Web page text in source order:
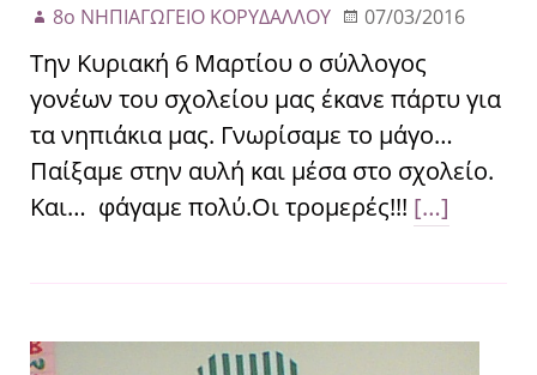
8ο ΝΗΠΙΑΓΩΓΕΙΟ ΚΟΡΥΔΑΛΛΟΥ 07/03/2016
Την Κυριακή 6 Μαρτίου ο σύλλογος
γονέων του σχολείου μας έκανε πάρτυ για
τα νηπιάκια μας. Γνωρίσαμε το μάγο…
Παίξαμε στην αυλή και μέσα στο σχολείο.
Και… φάγαμε πολύ.Οι τρομερές!!! […]